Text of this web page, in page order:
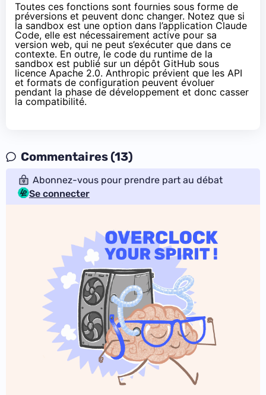
Toutes ces fonctions sont fournies sous forme de
préversions et peuvent donc changer. Notez que si
la sandbox est une option dans l’application Claude
Code, elle est nécessairement active pour sa
version web, qui ne peut s’exécuter que dans ce
contexte. En outre, le code du runtime de la
sandbox est publié sur un dépôt GitHub sous
licence Apache 2.0. Anthropic prévient que les API
et formats de configuration peuvent évoluer
pendant la phase de développement et donc casser
la compatibilité.
Commentaires (13)
Abonnez-vous pour prendre part au débat
Se connecter